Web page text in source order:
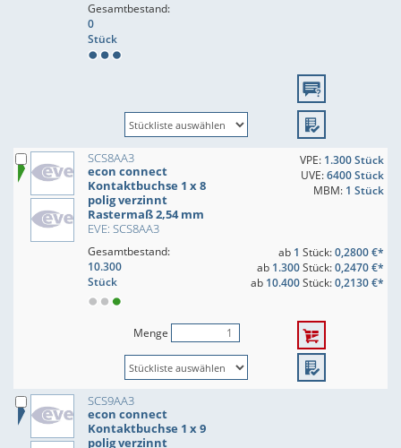
Gesamtbestand:
0
Stück
SCS8AA3
econ connect
Kontaktbuchse 1 x 8
polig verzinnt
Rastermaß 2,54 mm
EVE: SCS8AA3
VPE: 1.300 Stück
UVE:6400 Stück
MBM: 1 Stück
Gesamtbestand:
10.300
Stück
ab 1 Stück:0,2800 €*
ab 1.300Stück:0,2470 €*
ab 10.400Stück:0,2130 €*
Menge
SCS9AA3
econ connect
Kontaktbuchse 1 x 9
polig verzinnt